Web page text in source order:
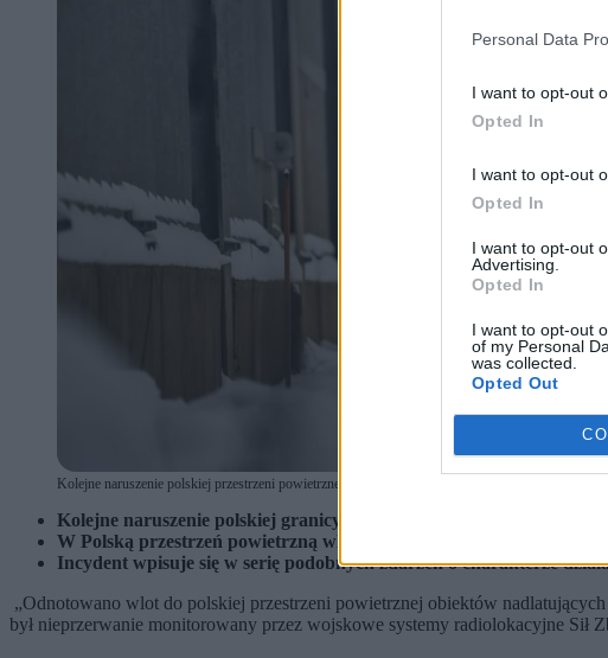
Personal Data
I want to opt-out
Opted In
I want to opt-out
Opted In
I want to opt-out
Advertising.
Opted In
I want to opt-out
of my Personal
was collected.
Opted Out
Kolejne naruszenie polskiej przestrzeni powietrznej. Dowództwo Operacyjne Rodzajów Sił
Kolejne naruszenie polskiej granicy z Białorusią – informuje
W Polską przestrzeń powietrzną wleciały tajemnicze obiekty –
Incydent wpisuje się w serię podobnych zdarzeń o charakterze
„Odnotowano wlot do polskiej przestrzeni powietrznej obiektów
był nieprzerwanie monitorowany przez wojskowe systemy radiolokacyjne